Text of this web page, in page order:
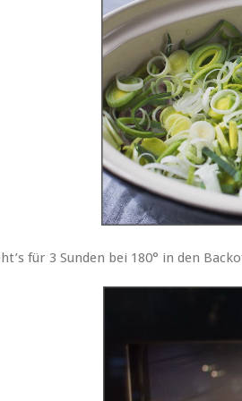
für 3 Sunden bei 180° in den